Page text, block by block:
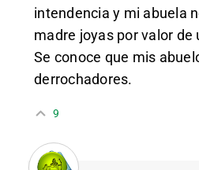
intendencia y mi abuela
madre joyas por valor de
Se conoce que mis
derrochadores.
9